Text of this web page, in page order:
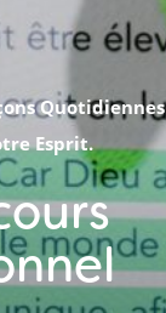
Quotidiennes
Esprit.